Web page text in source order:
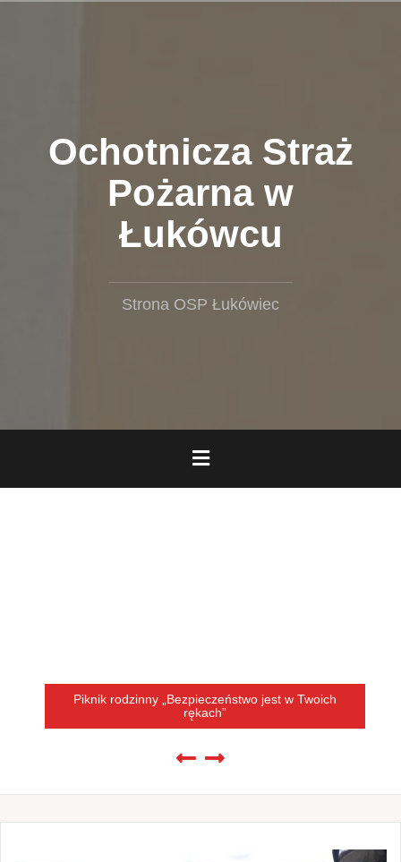
Ochotnicza Straż
Pożarna w
Łukówcu
Strona OSP Łukówiec